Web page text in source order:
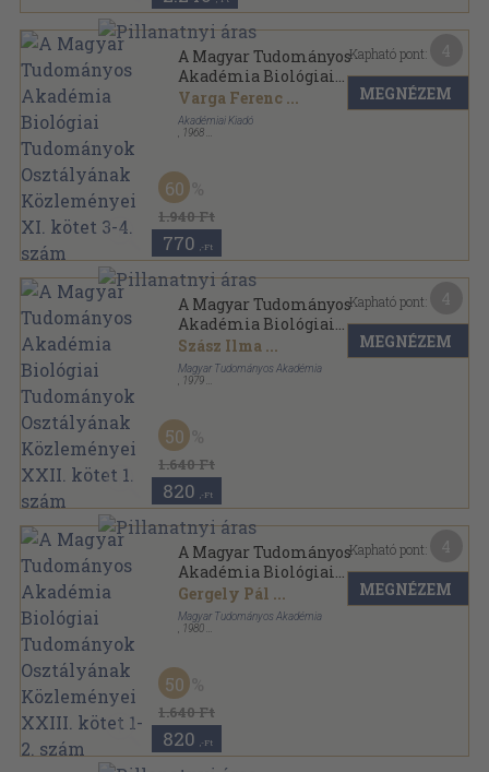
A Magyar Tudományos
Akadémia Biológiai
Tudományok Osztályának
Közleményei XI. kötet 3-4.
szám
Varga Ferenc ...
Akadémiai Kiadó
1968
1.940 Ft
60
770 ,-Ft
Kapható pont:
MEGNÉZEM
A Magyar Tudományos
Akadémia Biológiai
Tudományok Osztályának
Közleményei XXII. kötet 1.
szám
Szász Ilma ...
Magyar Tudományos Akadémia
1979
1.640 Ft
50
820 ,-Ft
Kapható pont:
MEGNÉZEM
A Magyar Tudományos
Akadémia Biológiai
Tudományok Osztályának
Közleményei XXIII. kötet 1-2.
szám
Gergely Pál ...
Magyar Tudományos Akadémia
1980
1.640 Ft
50
820 ,-Ft
Kapható pont:
MEGNÉZEM